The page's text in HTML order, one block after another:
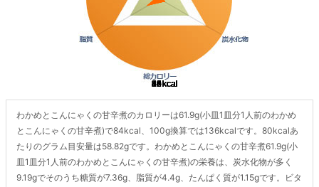
わかめとこんにゃくの甘辛煮のカロリーは61.9g(小皿1皿分1人前のわかめ
とこんにゃくの甘辛煮)で84kcal、100g換算では136kcalです。80kcalあ
たりのグラム目安量は58.82gです。わかめとこんにゃくの甘辛煮61.9g(小
皿1皿分1人前のわかめとこんにゃくの甘辛煮)の栄養は、炭水化物が多く
9.19gでそのうち糖質が7.36g、脂質が4.4g、たんぱく質が1.15gです。ビタ